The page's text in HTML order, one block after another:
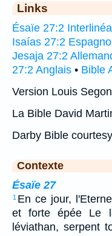
Links
Ésaïe 27:2
Isaías 27:2
Jesaja 27:2
27:2 Anglais • Bible
Version Louis
La Bible David
Darby Bible
Contexte
Ésaïe 27
1 En ce jour,
et forte épée Le
léviathan, serpent